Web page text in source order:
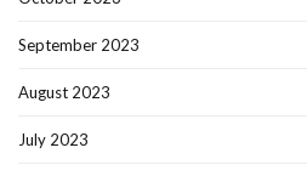
September 2023
August 2023
July 2023